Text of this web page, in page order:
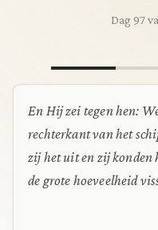
Dag 97
En Hij zei tegen hen:
rechterkant van het
zij het uit en zij konden
de grote hoeveelheid